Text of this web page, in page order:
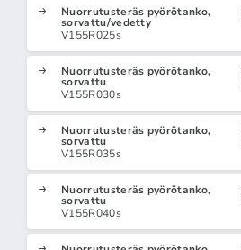
Nuorrutusteräs pyörötanko,
sorvattu/vedetty
V155R025s
Nuorrutusteräs pyörötanko,
sorvattu
V155R030s
Nuorrutusteräs pyörötanko,
sorvattu
V155R035s
Nuorrutusteräs pyörötanko,
sorvattu
V155R040s